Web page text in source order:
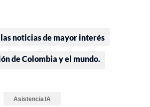
noticias de mayor interés
de Colombia y el mundo.
Asistencia IA